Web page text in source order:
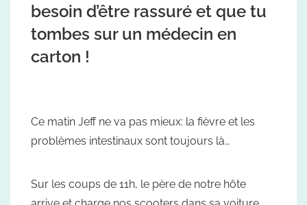
besoin d’être rassuré et que tu
tombes sur un médecin en
carton !
Ce matin Jeff ne va pas mieux: la fièvre et les
problèmes intestinaux sont toujours là…
Sur les coups de 11h, le père de notre hôte